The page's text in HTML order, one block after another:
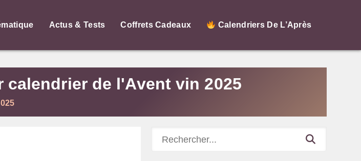
Actus & Tests Coffrets Cadeaux Calendriers De L’Après
de l'Avent vin 2025